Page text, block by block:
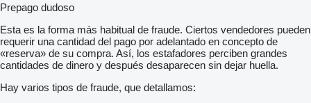
Prepago dudoso
Esta es la forma más habitual de fraude. Ciertos vendedores pueden
requerir una cantidad del pago por adelantado en concepto de
«reserva» de su compra. Así, los estafadores perciben grandes
cantidades de dinero y después desaparecen sin dejar huella.
Hay varios tipos de fraude, que detallamos: